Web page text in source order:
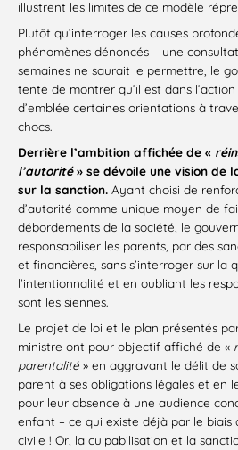
illustrent les limites de ce modèle
Plutôt qu‘interroger les causes
phénomènes dénoncés – une
semaines ne saurait le permettre, le
tente de montrer qu’il est dans
d’emblée certaines orientations à
chocs.
Derrière l’ambition affichée de «
l’autorité» se dévoile une vision de
sur la sanction. Ayant choisi de
d’autorité comme unique moyen de
débordements de la société, le
responsabiliser les parents, par des
et financières, sans s’interroger sur la
l’intentionnalité et en oubliant les
sont les siennes.
Le projet de loi et le plan présentés
ministre ont pour objectif affiché de «
parentalité » en aggravant le délit de
parent à ses obligations légales et en
pour leur absence à une audience
enfant – ce qui existe déjà par le biais
civile ! Or, la culpabilisation et la